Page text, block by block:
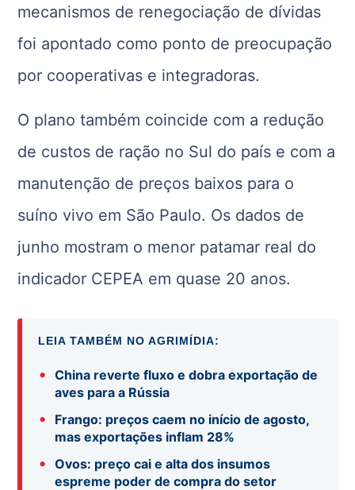
mecanismos de renegociação de dívidas
foi apontado como ponto de preocupação
por cooperativas e integradoras.
O plano também coincide com a redução
de custos de ração no Sul do país e com a
manutenção de preços baixos para o
suíno vivo em São Paulo. Os dados de
junho mostram o menor patamar real do
indicador CEPEA em quase 20 anos.
LEIA TAMBÉM NO AGRIMÍDIA:
•
China reverte fluxo e dobra exportação de
aves para a Rússia
•
Frango: preços caem no início de agosto,
mas exportações inflam 28%
•
Ovos: preço cai e alta dos insumos
espreme poder de compra do setor